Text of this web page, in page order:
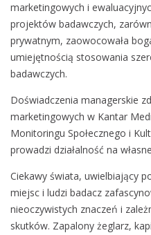
marketingowych i
projektów badawczych,
prywatnym, zaowocowała
umiejętnością stosowania
badawczych.
Doświadczenia managerskie
marketingowych w Kantar
Monitoringu Społecznego i
prowadzi działalność na
Ciekawy świata, uwielbiający
miejsc i ludzi badacz
nieoczywistych znaczeń i
skutków. Zapalony żeglarz,